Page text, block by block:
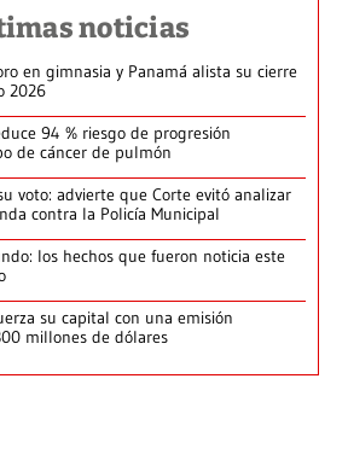
noticias
en gimnasia y Panamá alista su cierre
2026
94 % riesgo de progresión
de cáncer de pulmón
voto: advierte que Corte evitó analizar
contra la Policía Municipal
los hechos que fueron noticia este
su capital con una emisión
millones de dólares